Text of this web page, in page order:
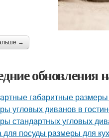
→
обновления
габаритные
угловых диванов в
стандартных угловых
посуды размеры для